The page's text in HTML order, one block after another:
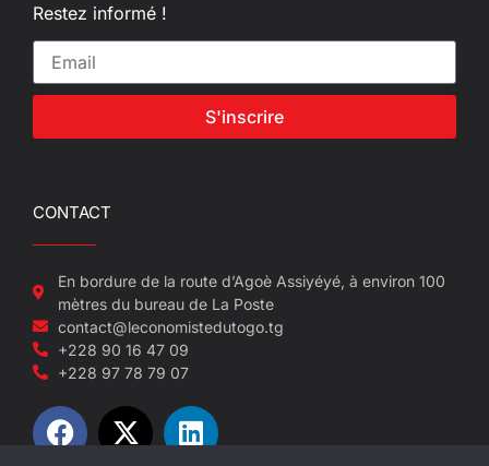
Restez informé !
S'inscrire
CONTACT
En bordure de la route d’Agoè Assiyéyé, à environ 100
mètres du bureau de La Poste
contact@leconomistedutogo.tg
+228 90 16 47 09
+228 97 78 79 07